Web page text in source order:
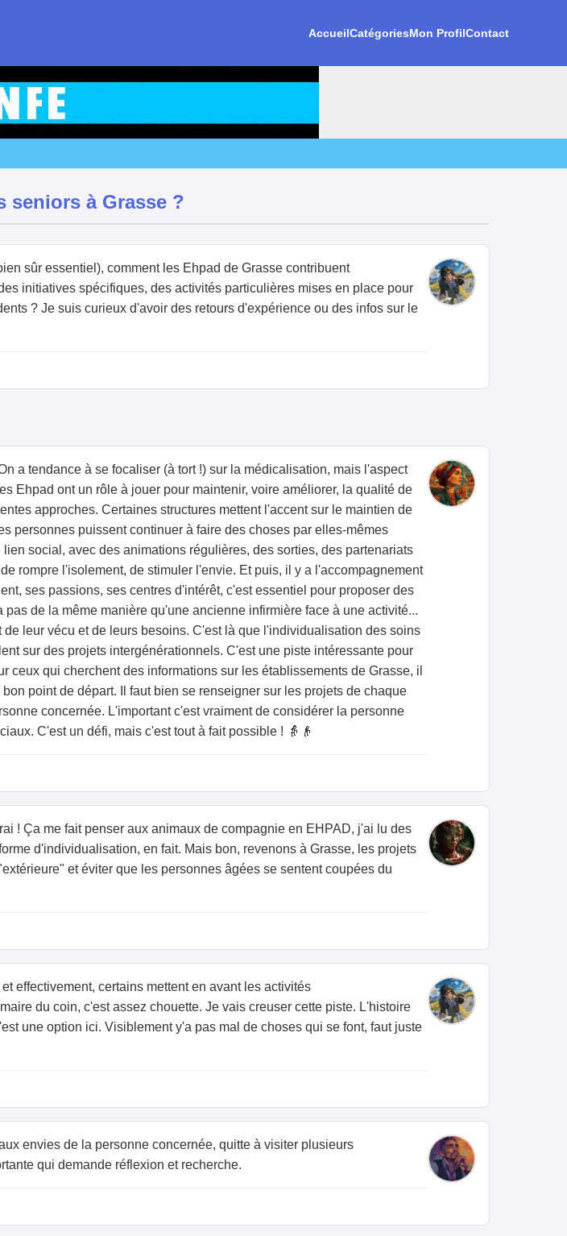
AccueilCatégoriesMon ProfilContact
seniors à Grasse ?
sûr essentiel), comment les Ehpad de Grasse contribuent
initiatives spécifiques, des activités particulières mises en place pour
? Je suis curieux d'avoir des retours d'expérience ou des infos sur le
a tendance à se focaliser (à tort !) sur la médicalisation, mais l'aspect
Ehpad ont un rôle à jouer pour maintenir, voire améliorer, la qualité de
approches. Certaines structures mettent l'accent sur le maintien de
personnes puissent continuer à faire des choses par elles-mêmes
social, avec des animations régulières, des sorties, des partenariats
rompre l'isolement, de stimuler l'envie. Et puis, il y a l'accompagnement
ses passions, ses centres d'intérêt, c'est essentiel pour proposer des
de la même manière qu'une ancienne infirmière face à une activité...
leur vécu et de leurs besoins. C'est là que l'individualisation des soins
sur des projets intergénérationnels. C'est une piste intéressante pour
qui cherchent des informations sur les établissements de Grasse, il
point de départ. Il faut bien se renseigner sur les projets de chaque
concernée. L'important c'est vraiment de considérer la personne
C'est un défi, mais c'est tout à fait possible ! 👵👴
! Ça me fait penser aux animaux de compagnie en EHPAD, j'ai lu des
d'individualisation, en fait. Mais bon, revenons à Grasse, les projets
et éviter que les personnes âgées se sentent coupées du
effectivement, certains mettent en avant les activités
du coin, c'est assez chouette. Je vais creuser cette piste. L'histoire
une option ici. Visiblement y'a pas mal de choses qui se font, faut juste
envies de la personne concernée, quitte à visiter plusieurs
qui demande réflexion et recherche.